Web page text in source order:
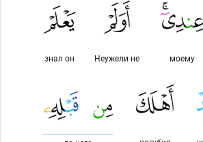
моему
Неужели не
знал он